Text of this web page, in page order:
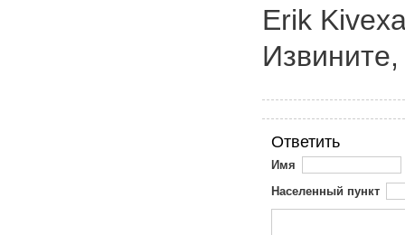
Erik
Ответить
Имя
Населенный пункт